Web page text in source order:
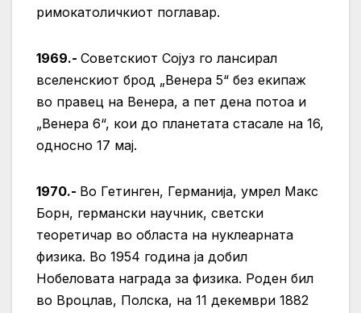
римокатоличкиот поглавар.
1969.- Советскиот Сојуз го лансирал
вселенскиот брод „Венера 5“ без екипаж
во правец на Венера, а пет дена потоа и
„Венера 6“, кои до планетата стасале на 16,
односно 17 мај.
1970.- Во Гетинген, Германија, умрел Макс
Борн, германски научник, светски
теоретичар во областа на нуклеарната
физика. Во 1954 година ја добил
Нобеловата награда за физика. Роден бил
во Вроцлав, Полска, на 11 декември 1882